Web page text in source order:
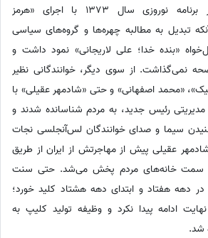
«محمدرضا شجریان» در برنامه نوروزی سال 1373 با اجرای «هرمز
تبدیل به مطالبه چهره‌ها و گروه‌های سیاسی
«بنده خدا؛ علی لاریجانی» نمود داشت و
نمی‌گذاشت. از سوی دیگر، خوانندگانی نظیر
«محمد اصفهانی» و حتی «شادمهر عقیلی» با
رئیس جدید، به مردم شناسانده شدند و
شنیدن سیما و صدای خوانندگان لس‌آنجلسی نجات
عقیلی پیش از مهاجرتش از ایران از طریق
سمت خانه‌های مردم پخش می‌شد. حتی سنت
دهه هفتاد و ابتدای دهه هشتاد کلید خورد؛
ادامه پیدا نکرد و وظیفه تولید کلیپ به
شد.